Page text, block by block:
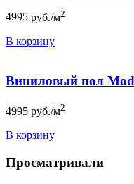
4995 руб./м2
В корзину
Виниловый пол
4995 руб./м2
В корзину
Просматривали